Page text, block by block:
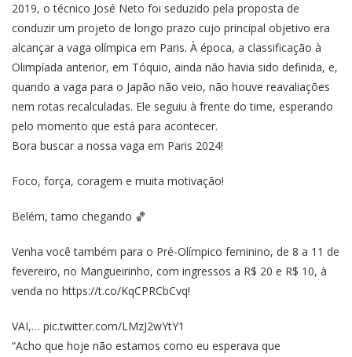
2019, o técnico José Neto foi seduzido pela proposta de
conduzir um projeto de longo prazo cujo principal objetivo era
alcançar a vaga olímpica em Paris. À época, a classificação à
Olimpíada anterior, em Tóquio, ainda não havia sido definida, e,
quando a vaga para o Japão não veio, não houve reavaliações
nem rotas recalculadas. Ele seguiu à frente do time, esperando
pelo momento que está para acontecer.
Bora buscar a nossa vaga em Paris 2024!
Foco, força, coragem e muita motivação!
Belém, tamo chegando 🏀
Venha você também para o Pré-Olímpico feminino, de 8 a 11 de
fevereiro, no Mangueirinho, com ingressos a R$ 20 e R$ 10, à
venda no https://t.co/KqCPRCbCvq!
VAI,… pic.twitter.com/LMzJ2wYtY1
“Acho que hoje não estamos como eu esperava que